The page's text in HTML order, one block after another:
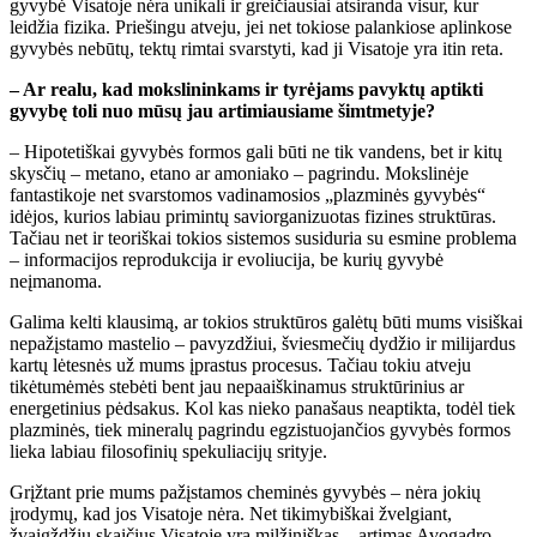
gyvybė Visatoje nėra unikali ir greičiausiai atsiranda visur, kur
leidžia fizika. Priešingu atveju, jei net tokiose palankiose aplinkose
gyvybės nebūtų, tektų rimtai svarstyti, kad ji Visatoje yra itin reta.
– Ar realu, kad mokslininkams ir tyrėjams pavyktų aptikti
gyvybę toli nuo mūsų jau artimiausiame šimtmetyje?
– Hipotetiškai gyvybės formos gali būti ne tik vandens, bet ir kitų
skysčių – metano, etano ar amoniako – pagrindu. Mokslinėje
fantastikoje net svarstomos vadinamosios „plazminės gyvybės“
idėjos, kurios labiau primintų saviorganizuotas fizines struktūras.
Tačiau net ir teoriškai tokios sistemos susiduria su esmine problema
– informacijos reprodukcija ir evoliucija, be kurių gyvybė
neįmanoma.
Galima kelti klausimą, ar tokios struktūros galėtų būti mums visiškai
nepažįstamo mastelio – pavyzdžiui, šviesmečių dydžio ir milijardus
kartų lėtesnės už mums įprastus procesus. Tačiau tokiu atveju
tikėtumėmės stebėti bent jau nepaaiškinamus struktūrinius ar
energetinius pėdsakus. Kol kas nieko panašaus neaptikta, todėl tiek
plazminės, tiek mineralų pagrindu egzistuojančios gyvybės formos
lieka labiau filosofinių spekuliacijų srityje.
Grįžtant prie mums pažįstamos cheminės gyvybės – nėra jokių
įrodymų, kad jos Visatoje nėra. Net tikimybiškai žvelgiant,